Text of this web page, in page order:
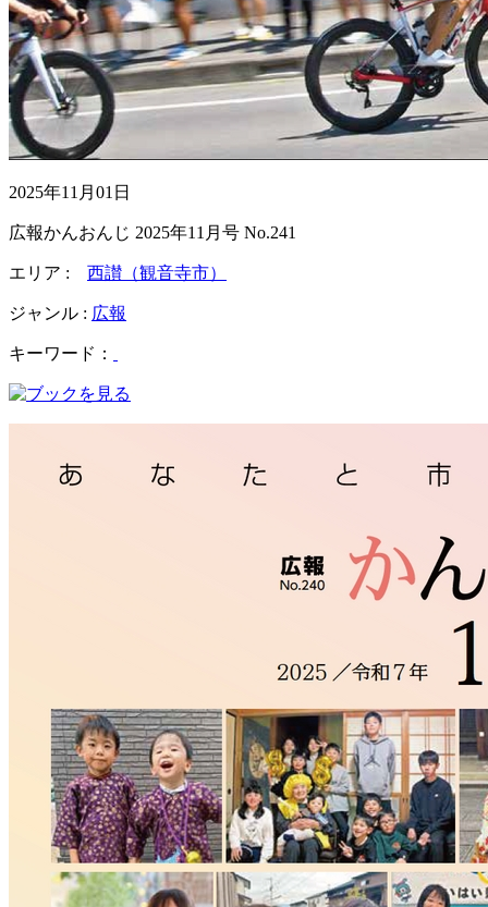
2025年11月01日
広報かんおんじ 2025年11月号 No.241
エリア : 西讃（観音寺市）
ジャンル : 広報
キーワード：